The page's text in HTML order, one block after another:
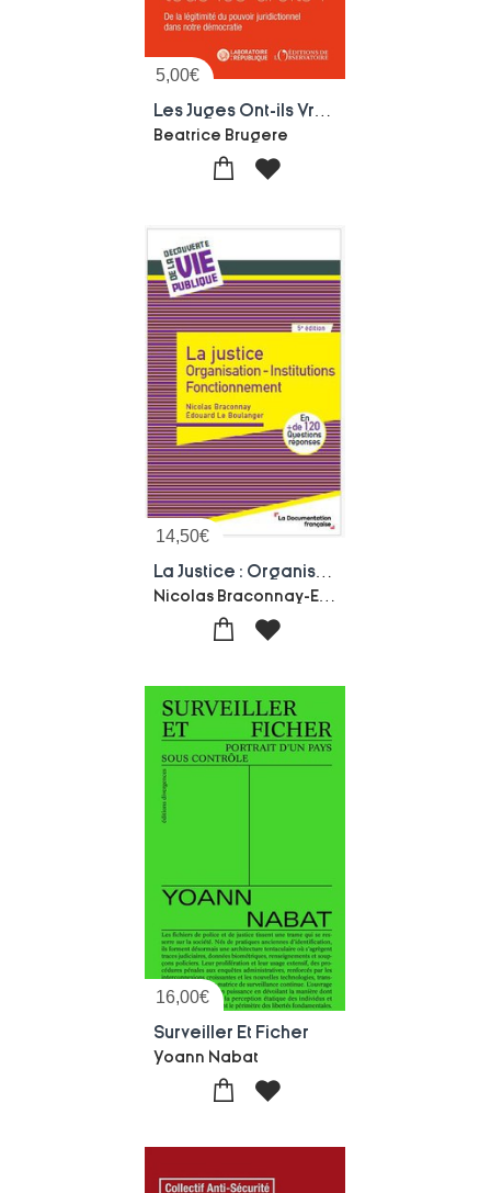
5,00€
Beatrice Brugere
14,50€
16,00€
Surveiller Et Ficher
Yoann Nabat